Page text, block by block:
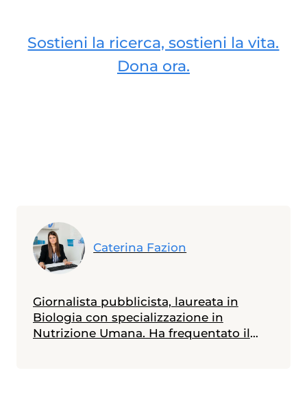
Sostieni la ricerca, sostieni la vita.
Dona ora.
Caterina Fazion
Giornalista pubblicista, laureata in
Biologia con specializzazione in
Nutrizione Umana. Ha frequentato il